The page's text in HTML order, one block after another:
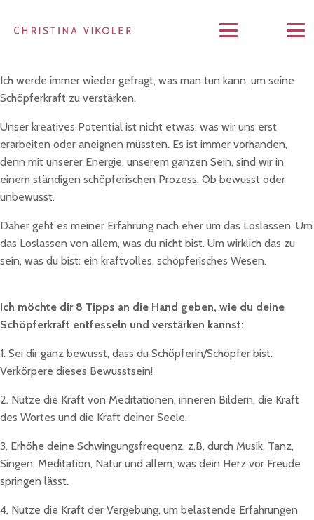
Ich werde immer wieder gefragt, was man tun kann, um seine
Schöpferkraft zu verstärken.
Unser kreatives Potential ist nicht etwas, was wir uns erst
erarbeiten oder aneignen müssten. Es ist immer vorhanden,
denn mit unserer Energie, unserem ganzen Sein, sind wir in
einem ständigen schöpferischen Prozess. Ob bewusst oder
unbewusst.
Daher geht es meiner Erfahrung nach eher um das Loslassen. Um
das Loslassen von allem, was du nicht bist. Um wirklich das zu
sein, was du bist: ein kraftvolles, schöpferisches Wesen.
Ich möchte dir 8 Tipps an die Hand geben, wie du deine
Schöpferkraft entfesseln und verstärken kannst:
1. Sei dir ganz bewusst, dass du Schöpferin/Schöpfer bist.
Verkörpere dieses Bewusstsein!
2. Nutze die Kraft von Meditationen, inneren Bildern, die Kraft
des Wortes und die Kraft deiner Seele.
3. Erhöhe deine Schwingungsfrequenz, z.B. durch Musik, Tanz,
Singen, Meditation, Natur und allem, was dein Herz vor Freude
springen lässt.
4. Nutze die Kraft der Vergebung, um belastende Erfahrungen